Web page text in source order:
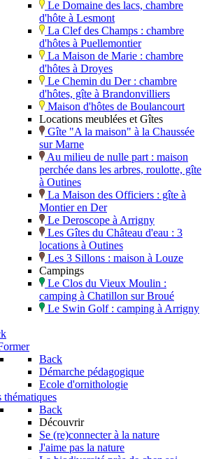
Le Domaine des lacs, chambre
d'hôte à Lesmont
La Clef des Champs : chambre
d'hôtes à Puellemontier
La Maison de Marie : chambre
d'hôtes à Droyes
Le Chemin du Der : chambre
d'hôtes, gîte à Brandonvilliers
Maison d'hôtes de Boulancourt
Locations meublées et Gîtes
Gîte "A la maison" à la Chaussée
sur Marne
Au milieu de nulle part : maison
perchée dans les arbres, roulotte, gîte
à Outines
La Maison des Officiers : gîte à
Montier en Der
Le Deroscope à Arrigny
Les Gîtes du Château d'eau : 3
locations à Outines
Les 3 Sillons : maison à Louze
Campings
Le Clos du Vieux Moulin :
camping à Chatillon sur Broué
Le Swin Golf : camping à Arrigny
Back
Démarche pédagogique
Ecole d'ornithologie
thématiques
Back
Découvrir
Se (re)connecter à la nature
J'aime pas la nature